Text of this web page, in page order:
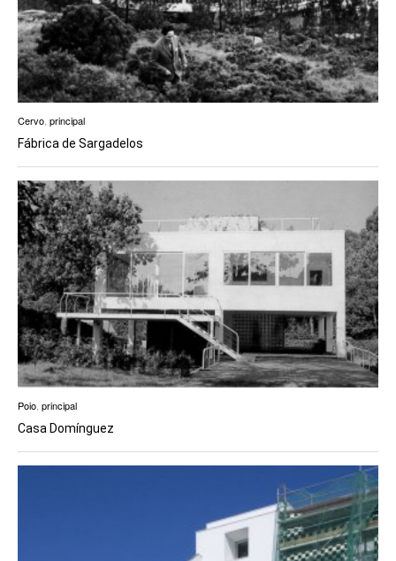
Cervo, principal
Fábrica de Sargadelos
Poio, principal
Casa Domínguez